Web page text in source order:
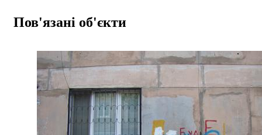
Пов'язані об'єкти